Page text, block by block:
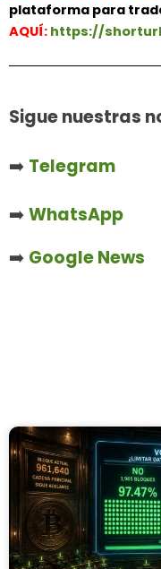
plataforma para
AQUÍ: https://
Sigue nuestras
➡️ Telegram
➡️WhatsApp
➡️ Google News